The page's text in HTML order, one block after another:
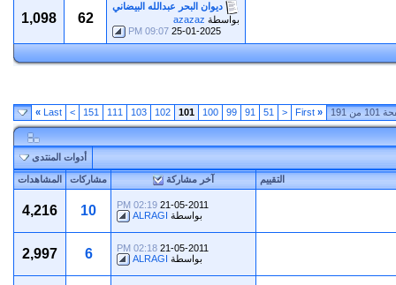
ديوان البحر عبدالله البيضاني
بواسطة azazaz
25-01-2025
09:07 PM
62
1,098
من 191 «
First
<
51
91
99
100
101
102
103
111
151
>
Last
»
أدوات المنتدى
التقييم آخر مشاركة مشاركات المشاهدات
21-05-2011
02:19 PM
بواسطة ALRAGI
10
4,216
21-05-2011
02:18 PM
بواسطة ALRAGI
6
2,997